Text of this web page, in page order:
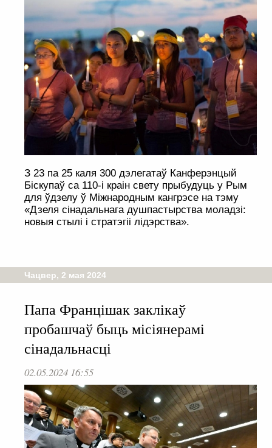
З 23 па 25 каля 300 дэлегатаў Канферэнцый
Біскупаў са 110-і краін свету прыбудуць у Рым
для ўдзелу ў Міжнародным кангрэсе на тэму
«Дзеля сінадальнага душпастырства моладзі:
новыя стылі і стратэгіі лідэрства».
Чацвер, 2 мая 2024
Папа Францішак заклікаў
пробашчаў быць місіянерамі
сінадальнасці
02.05.2024 16:55